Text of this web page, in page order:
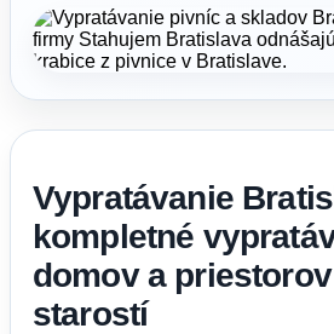
Vypratávanie
kompletné
domov a
starostí